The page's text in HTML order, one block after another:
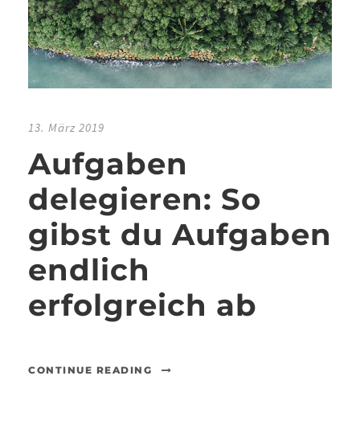
13. März 2019
Aufgaben
delegieren: So
gibst du Aufgaben
endlich
erfolgreich ab
CONTINUE READING